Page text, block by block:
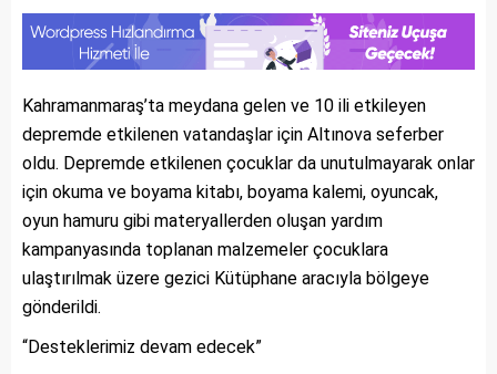
Kahramanmaraş’ta meydana gelen ve 10 ili etkileyen
depremde etkilenen vatandaşlar için Altınova seferber
oldu. Depremde etkilenen çocuklar da unutulmayarak onlar
için okuma ve boyama kitabı, boyama kalemi, oyuncak,
oyun hamuru gibi materyallerden oluşan yardım
kampanyasında toplanan malzemeler çocuklara
ulaştırılmak üzere gezici Kütüphane aracıyla bölgeye
gönderildi.
“Desteklerimiz devam edecek”